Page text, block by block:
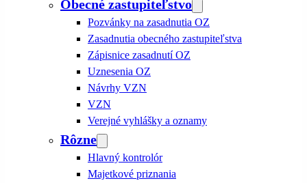
Obecné zastupiteľstvo
Pozvánky na zasadnutia OZ
Zasadnutia obecného zastupiteľstva
Zápisnice zasadnutí OZ
Uznesenia OZ
Návrhy VZN
VZN
Verejné vyhlášky a oznamy
Rôzne
Hlavný kontrolór
Majetkové priznania